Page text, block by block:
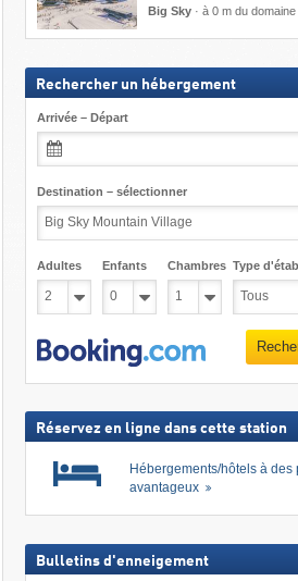
Big Sky· à 0 m du
Rechercher un hébergement
Arrivée – Départ
Destination – sélectionner
Adultes Enfants Chambres Type
Réservez en ligne dans cette station
Hébergements/hôtels à des
avantageux
Bulletins d'enneigement